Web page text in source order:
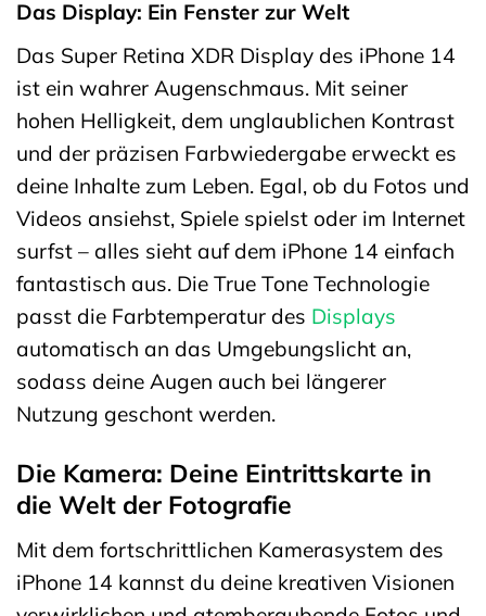
Das Display: Ein Fenster zur Welt
Das Super Retina XDR Display des iPhone 14
ist ein wahrer Augenschmaus. Mit seiner
hohen Helligkeit, dem unglaublichen Kontrast
und der präzisen Farbwiedergabe erweckt es
deine Inhalte zum Leben. Egal, ob du Fotos und
Videos ansiehst, Spiele spielst oder im Internet
surfst – alles sieht auf dem iPhone 14 einfach
fantastisch aus. Die True Tone Technologie
passt die Farbtemperatur des Displays
automatisch an das Umgebungslicht an,
sodass deine Augen auch bei längerer
Nutzung geschont werden.
Die Kamera: Deine Eintrittskarte in
die Welt der Fotografie
Mit dem fortschrittlichen Kamerasystem des
iPhone 14 kannst du deine kreativen Visionen